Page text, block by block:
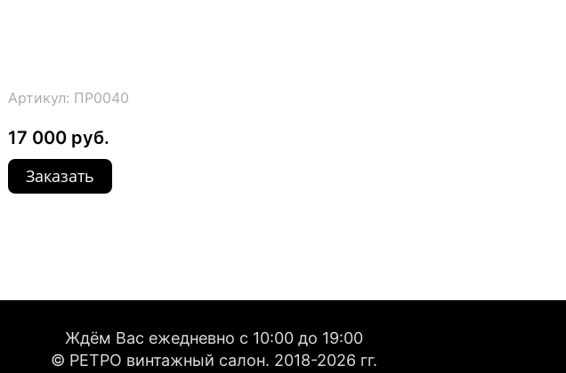
Артикул: ПР0040
17 000 руб.
Заказать
Ждём Вас ежедневно с 10:00 до 19:00
© РЕТРО винтажный салон. 2018-2026 гг.